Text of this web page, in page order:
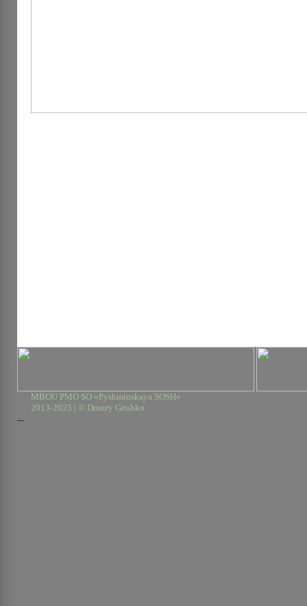
MBOU PMO SO «Pyshminskaya SOSH»
2013-2025 | © Dmitry Grishko
--